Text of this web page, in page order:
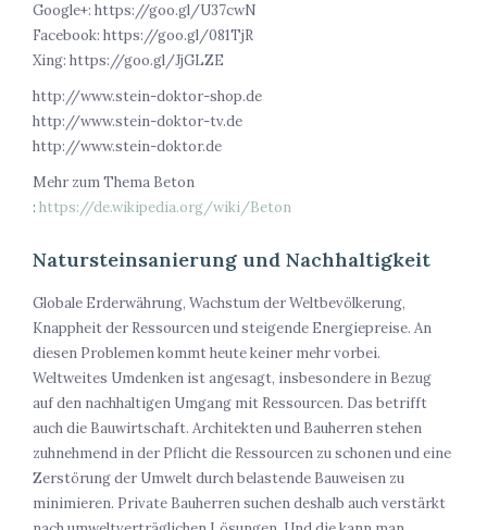
Google+: https://goo.gl/U37cwN
Facebook: https://goo.gl/081TjR
Xing: https://goo.gl/JjGLZE
http://www.stein-doktor-shop.de
http://www.stein-doktor-tv.de
http://www.stein-doktor.de
Mehr zum Thema Beton
: https://de.wikipedia.org/wiki/Beton
Natursteinsanierung und Nachhaltigkeit
Globale Erderwährung, Wachstum der Weltbevölkerung,
Knappheit der Ressourcen und steigende Energiepreise. An
diesen Problemen kommt heute keiner mehr vorbei.
Weltweites Umdenken ist angesagt, insbesondere in Bezug
auf den nachhaltigen Umgang mit Ressourcen. Das betrifft
auch die Bauwirtschaft. Architekten und Bauherren stehen
zuhnehmend in der Pflicht die Ressourcen zu schonen und eine
Zerstörung der Umwelt durch belastende Bauweisen zu
minimieren. Private Bauherren suchen deshalb auch verstärkt